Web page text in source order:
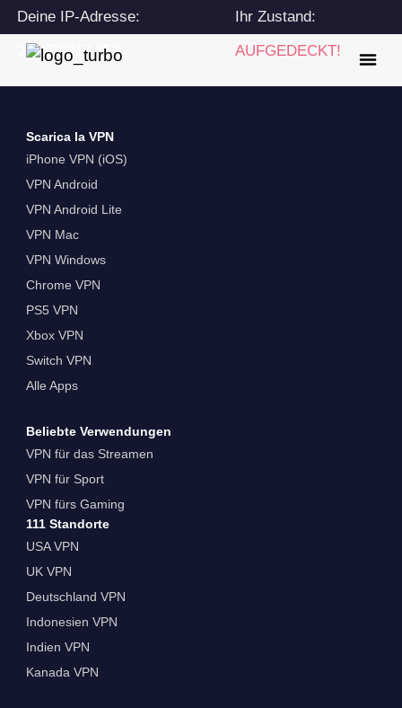
Deine IP-Adresse:
216.73.217.152
Ihr Zustand:
AUFGEDECKT!
Scarica la VPN
iPhone VPN (iOS)
VPN Android
VPN Android Lite
VPN Mac
VPN Windows
Chrome VPN
PS5 VPN
Xbox VPN
Switch VPN
Alle Apps
Beliebte Verwendungen
VPN für das Streamen
VPN für Sport
VPN fürs Gaming
111 Standorte
USA VPN
UK VPN
Deutschland VPN
Indonesien VPN
Indien VPN
Kanada VPN